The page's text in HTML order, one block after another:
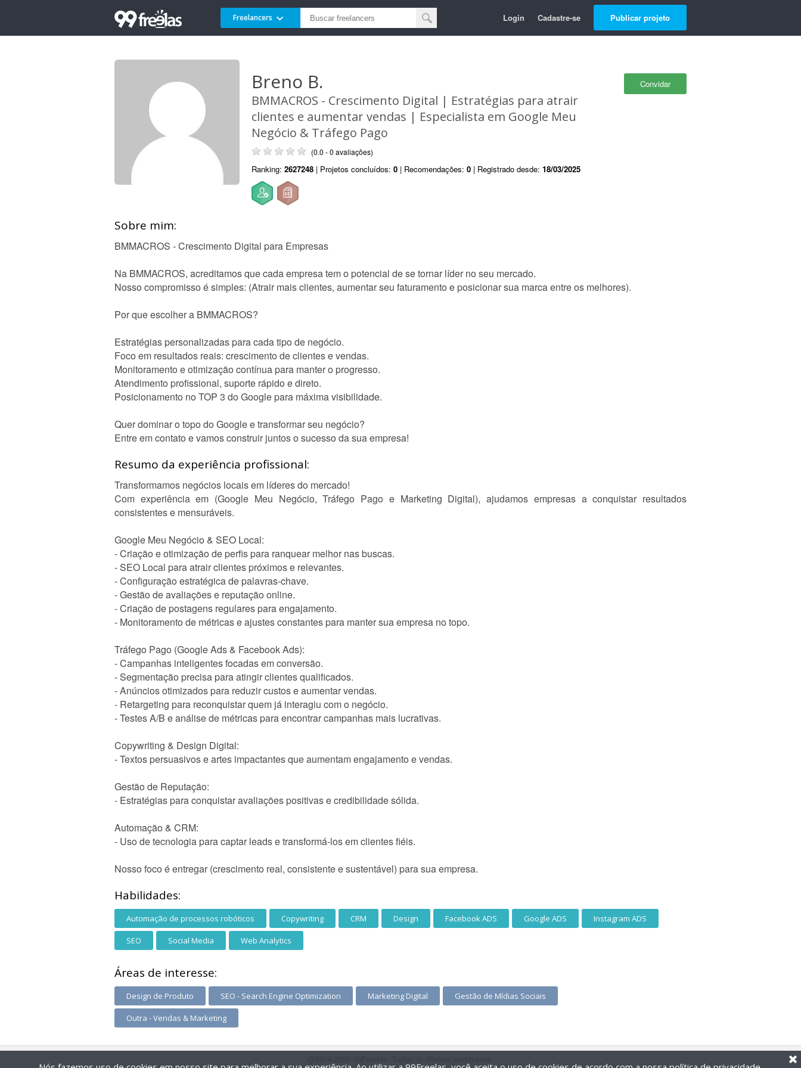
Freelancers Login Cadastre-se Publicar projeto
Convidar
Breno B.
BMMACROS - Crescimento Digital | Estratégias para atrair
clientes e aumentar vendas | Especialista em Google Meu
Negócio & Tráfego Pago
(0.0 - 0 avaliações)
Ranking: 2627248 | Projetos concluídos: 0 | Recomendações: 0 | Registrado desde: 18/03/2025
Sobre mim:
BMMACROS - Crescimento Digital para Empresas
Na BMMACROS, acreditamos que cada empresa tem o potencial de se tornar líder no seu mercado.
Nosso compromisso é simples: (Atrair mais clientes, aumentar seu faturamento e posicionar sua marca entre os melhores).
Por que escolher a BMMACROS?
Estratégias personalizadas para cada tipo de negócio.
Foco em resultados reais: crescimento de clientes e vendas.
Monitoramento e otimização contínua para manter o progresso.
Atendimento profissional, suporte rápido e direto.
Posicionamento no TOP 3 do Google para máxima visibilidade.
Quer dominar o topo do Google e transformar seu negócio?
Entre em contato e vamos construir juntos o sucesso da sua empresa!
Resumo da experiência profissional:
Transformamos negócios locais em líderes do mercado!
Com experiência em (Google Meu Negócio, Tráfego Pago e Marketing Digital), ajudamos empresas a conquistar resultados
consistentes e mensuráveis.
Google Meu Negócio & SEO Local:
- Criação e otimização de perfis para ranquear melhor nas buscas.
- SEO Local para atrair clientes próximos e relevantes.
- Configuração estratégica de palavras-chave.
- Gestão de avaliações e reputação online.
- Criação de postagens regulares para engajamento.
- Monitoramento de métricas e ajustes constantes para manter sua empresa no topo.
Tráfego Pago (Google Ads & Facebook Ads):
- Campanhas inteligentes focadas em conversão.
- Segmentação precisa para atingir clientes qualificados.
- Anúncios otimizados para reduzir custos e aumentar vendas.
- Retargeting para reconquistar quem já interagiu com o negócio.
- Testes A/B e análise de métricas para encontrar campanhas mais lucrativas.
Copywriting & Design Digital:
- Textos persuasivos e artes impactantes que aumentam engajamento e vendas.
Gestão de Reputação:
- Estratégias para conquistar avaliações positivas e credibilidade sólida.
Automação & CRM:
- Uso de tecnologia para captar leads e transformá-los em clientes fiéis.
Nosso foco é entregar (crescimento real, consistente e sustentável) para sua empresa.
Habilidades:
Automação de processos robóticos Copywriting CRM Design Facebook ADS Google ADS Instagram ADS
SEO Social Media Web Analytics
Áreas de interesse:
Design de Produto SEO - Search Engine Optimization Marketing Digital Gestão de Mídias Sociais
Outra - Vendas & Marketing